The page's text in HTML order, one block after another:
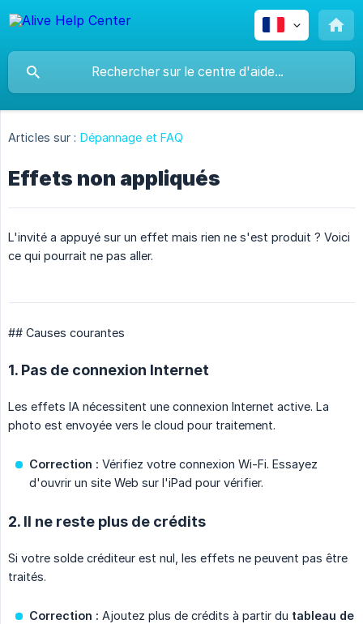
Articles sur : Dépannage et FAQ
Effets non appliqués
L'invité a appuyé sur un effet mais rien ne s'est produit ? Voici
ce qui pourrait ne pas aller.
## Causes courantes
1. Pas de connexion Internet
Les effets IA nécessitent une connexion Internet active. La
photo est envoyée vers le cloud pour traitement.
Correction : Vérifiez votre connexion Wi-Fi. Essayez
d'ouvrir un site Web sur l'iPad pour vérifier.
2. Il ne reste plus de crédits
Si votre solde créditeur est nul, les effets ne peuvent pas être
traités.
Correction : Ajoutez plus de crédits à partir du tableau de